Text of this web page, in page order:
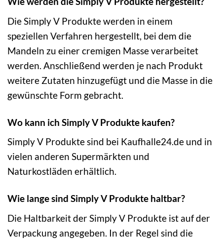
Die Simply V Produkte werden in einem
speziellen Verfahren hergestellt, bei dem die
Mandeln zu einer cremigen Masse verarbeitet
werden. Anschließend werden je nach Produkt
weitere Zutaten hinzugefügt und die Masse in die
gewünschte Form gebracht.
Wo kann ich Simply V Produkte kaufen?
Simply V Produkte sind bei Kaufhalle24.de und in
vielen anderen Supermärkten und
Naturkostläden erhältlich.
Wie lange sind Simply V Produkte haltbar?
Die Haltbarkeit der Simply V Produkte ist auf der
Verpackung angegeben. In der Regel sind die